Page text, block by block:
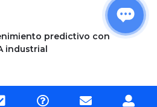
predictivo con
industrial